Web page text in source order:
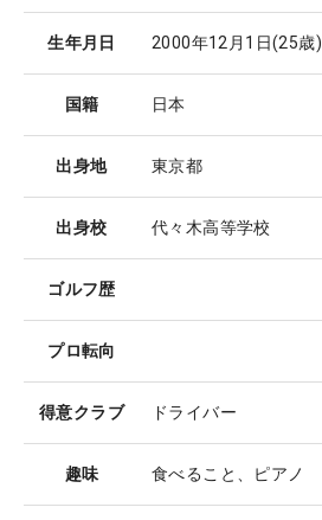
生年月日 2000年12月1日(25歳)
国籍 日本
出身地 東京都
出身校 代々木高等学校
ゴルフ歴
プロ転向
得意クラブ ドライバー
趣味 食べること、ピアノ